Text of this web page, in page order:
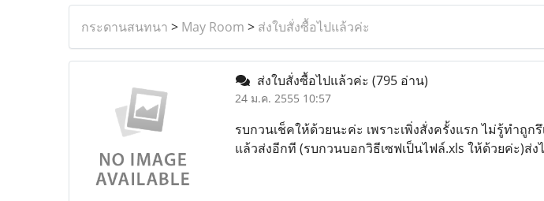
กระดานสนทนา > May Room > ส่งใบสั่งซื้อไปแล้วค่ะ
ส่งใบสั่งซื้อไปแล้วค่ะ (795 อ่าน)
24 ม.ค. 2555 10:57
รบกวนเช็คให้ด้วยนะค่ะ เพราะเพิ่งสั่งครั้งแรก ไม่รู้ทำถู
แล้วส่งอีกที (รบกวนบอกวิธีเซฟเป็นไฟล์.xls ให้ด้วยค่ะ)ส่